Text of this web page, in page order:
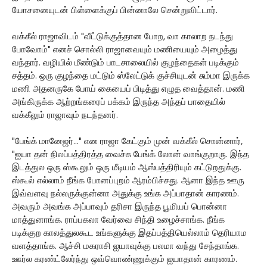
யோசனையுடன் பிள்ளைக்குப் பின்னாலே சென்றுவிட்டார்.
வக்கீல் ராஜாவிடம் "வீட்டுக்குத்தான போற, வா காலாற நடந்து
போவோம்" எனச் சொல்லி ராஜாவையும் மணியையும் அழைத்து
வந்தார். வழியில் மீண்டும் பாடசாலையில் குழந்தைகள் படிக்கும்
சத்தம். ஒரு குழந்தை மட்டும் ஸ்லேட்டுக் குச்சியுடன் சும்மா இருக்க
மணி அதனருகே போய் கையைப் பிடித்து எழுத வைத்தான். மணி
அங்கிருக்க ஆற்றங்கரைப் பக்கம் இருந்த அந்தப் பாதையில்
வக்கீலும் ராஜாவும் நடந்தனர்.
"பேங்க் மானேஜர்..." என ராஜா கேட்கும் முன் வக்கீல் சொன்னார்,
"ஐயா தன் நிலப்பத்திரத்த வைச்சு பேங்க் லோன் வாங்குறாரு. இந்த
இடத்துல ஒரு ஸ்கூலும் ஒரு மீடியம் ஆஸ்பத்திரியும் கட்டுறதுக்கு.
ஸ்கூல் எல்லாம் நீங்க போனப்புறம் ஆரம்பிச்சது. ஆனா இந்த ஊரு
இவ்வளவு நல்லருக்குன்னா அதுக்கு உங்க அப்பாதான் காரணம்.
அவரும் அவங்க அப்பாவும் தரிசா இருந்த பூமியப் பொன்னா
மாத்துனாங்க. ராப்பகலா வேர்வை சிந்தி உழைச்சாங்க. நீங்க
படிக்குற காலத்துலகூட உங்களுக்கு இதப்பத்தியெல்லாம் தெரியாம
வளத்தாங்க. ஆச்சி மகராசி ஐயாவுக்கு பலமா வந்து சேந்தாங்க.
ஊர்ல கரண்ட்லேர்ந்து ஒவ்வொண்ணுக்கும் ஐயாதான் காரணம்.